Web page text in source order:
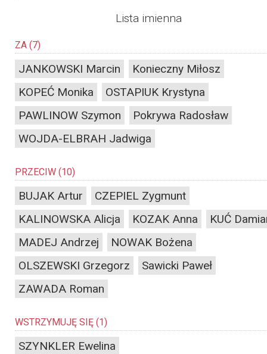
Lista imienna
ZA (7)
JANKOWSKI Marcin
Konieczny Miłosz
KOPEĆ Monika
OSTAPIUK Krystyna
PAWLINOW Szymon
Pokrywa Radosław
WOJDA-ELBRAH Jadwiga
PRZECIW (10)
BUJAK Artur
CZEPIEL Zygmunt
KALINOWSKA Alicja
KOZAK Anna
KUĆ
MADEJ Andrzej
NOWAK Bożena
OLSZEWSKI Grzegorz
Sawicki Paweł
ZAWADA Roman
WSTRZYMUJĘ SIĘ (1)
SZYNKLER Ewelina